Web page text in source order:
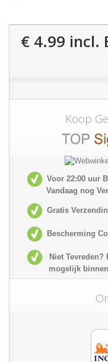
€ 4.99 incl.
Koop
Voor 22:00 uur
Vandaag nog
Gratis
Bescherming
Niet Tevreden?
mogelijk